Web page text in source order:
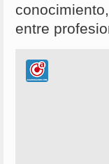
entre